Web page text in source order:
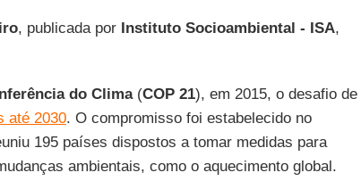
, publicada por Instituto Socioambiental - ISA,
do Clima(COP 21), em 2015, o desafio de
até 2030. O compromisso foi estabelecido no
195 países dispostos a tomar medidas para
ambientais, como o aquecimento global.